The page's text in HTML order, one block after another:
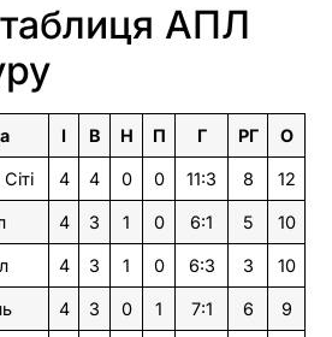
АПЛ
І В Н П Г РГ О
4 4 0 0 11:3 8 12
4 3 1 0 6:1 5 10
4 3 1 0 6:3 3 10
4 3 0 1 7:1 6 9